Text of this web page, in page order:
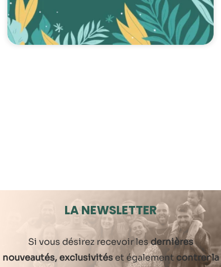
LA NEWSLETTER
Si vous désirez recevoir lesdernières
nouveautés, exclusivitéset également contrer la